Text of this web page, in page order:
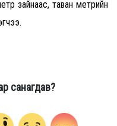
зайнаас, таван метрийн
санагдав?